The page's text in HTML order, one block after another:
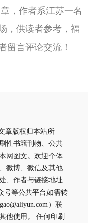
，作者系江苏一名
，供读者参考，福
留言评论交流！
章版权归本站所
性书籍刊物、公共
网图文。欢迎个体
微博、微信及其他
、作者与链接地址
号等公共平台如需转
）联
他使用。 任何印刷